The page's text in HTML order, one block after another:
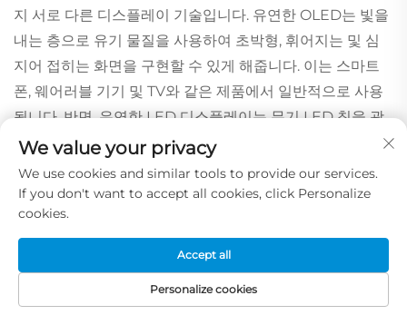
지 서로 다른 디스플레이 기술입니다. 유연한 OLED는 빛을
내는 층으로 유기 물질을 사용하여 초박형, 휘어지는 및 심
지어 접히는 화면을 구현할 수 있게 해줍니다. 이는 스마트
폰, 웨어러블 기기 및 TV와 같은 제품에서 일반적으로 사용
됩니다. 반면, 유연한 LED 디스플레이는 무기 LED 칩을 광
원으로 사용하며 주로 대형 스크린 디스플레이에 활용됩니
다. 두 기술은 적용 분야와 디스플레이 효과 측면에서 차이
가 있습니다.
We value your privacy
We use cookies and similar tools to provide our services.
If you don't want to accept all cookies, click Personalize
cookies.
Personalize cookies
Accept all